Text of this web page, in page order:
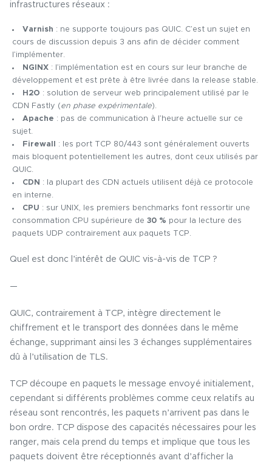
infrastructures réseaux :
Varnish : ne supporte toujours pas QUIC. C’est un sujet en
cours de discussion depuis 3 ans afin de décider comment
l’implémenter.
NGINX: l’implémentation est en cours sur leur branche de
développement et est prête à être livrée dans la release stable.
H2O : solution de serveur web principalement utilisé par le
CDN Fastly (en phase expérimentale).
Apache : pas de communication à l’heure actuelle sur ce
sujet.
Firewall
: les port TCP 80/443 sont généralement ouverts
mais bloquent potentiellement les autres, dont ceux utilisés par
QUIC.
CDN : la plupart des CDN actuels utilisent déjà ce protocole
en interne.
CPU : sur UNIX, les premiers benchmarks font ressortir une
consommation CPU supérieure de 30 % pour la lecture des
paquets UDP contrairement aux paquets TCP.
Quel est donc l’intérêt de QUIC vis-à-vis de TCP ?
—
QUIC, contrairement à TCP, intègre directement le
chiffrement et le transport des données dans le même
échange, supprimant ainsi les 3 échanges supplémentaires
dû à l’utilisation de TLS.
TCP découpe en paquets le message envoyé initialement,
cependant si différents problèmes comme ceux relatifs au
réseau sont rencontrés, les paquets n’arrivent pas dans le
bon ordre. TCP dispose des capacités nécessaires pour les
ranger, mais cela prend du temps et implique que tous les
paquets doivent être réceptionnés avant d’afficher la